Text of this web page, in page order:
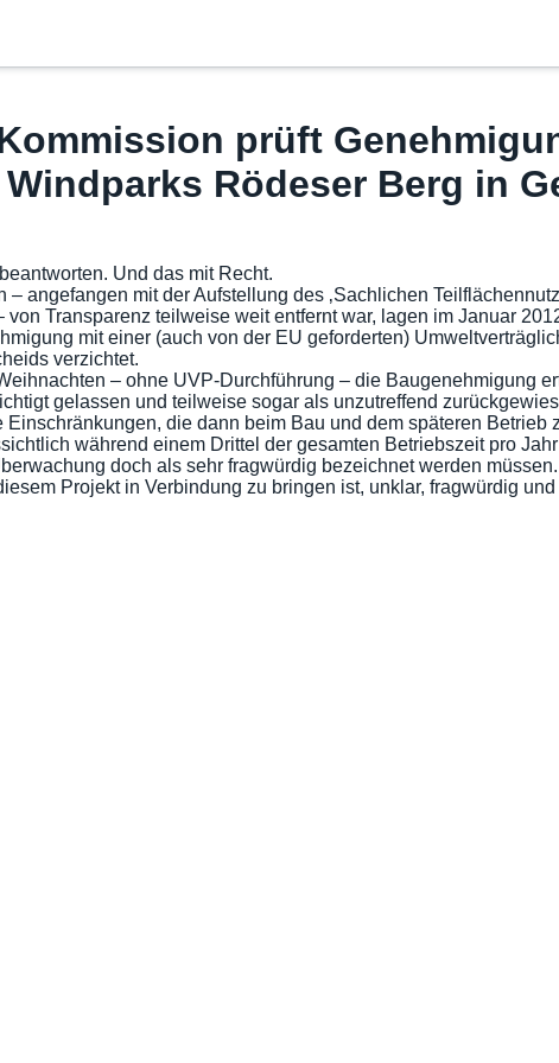
prüft
Rödeser Berg in
Und das mit Recht.
– angefangen mit der Aufstellung des ‚Sachlichen
Transparenz teilweise weit entfernt war, lagen im Januar
mit einer (auch von der EU geforderten)
verzichtet.
– ohne UVP-Durchführung – die Baugenehmigung
gelassen und teilweise sogar als unzutreffend
die dann beim Bau und dem späteren
während einem Drittel der gesamten Betriebszeit pro
doch als sehr fragwürdig bezeichnet werden müssen.
Projekt in Verbindung zu bringen ist, unklar, fragwürdig